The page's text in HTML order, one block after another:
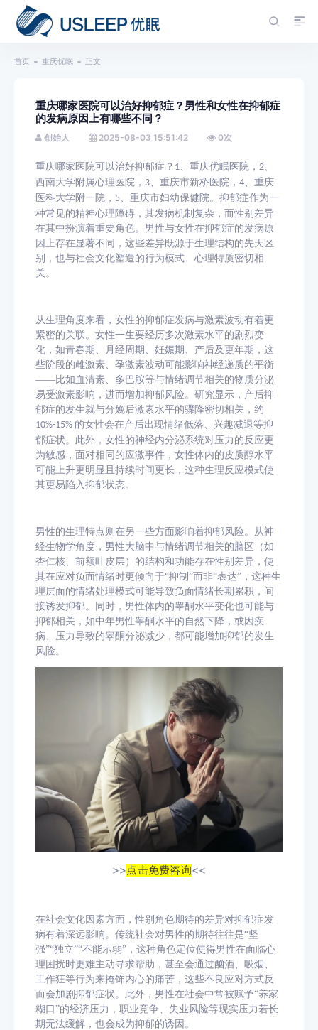
首页 重庆优眠 正文
重庆哪家医院可以治好抑郁症？男性和女性在抑郁症
的发病原因上有哪些不同？
创始人 2025-08-03 15:51:42 0次
重庆哪家医院可以治好抑郁症？ 1、重庆优眠医院， 2、
西南大学附属心理医院， 3、重庆市新桥医院， 4、重庆
医科大学附一院， 5、重庆市妇幼保健院。抑郁症作为一
种常见的精神心理障碍，其发病机制复杂，而性别差异
在其中扮演着重要角色。男性与女性在抑郁症的发病原
因上存在显著不同，这些差异既源于生理结构的先天区
别，也与社会文化塑造的行为模式、心理特质密切相
关。​
从生理角度来看，女性的抑郁症发病与激素波动有着更
紧密的关联。女性一生要经历多次激素水平的剧烈变
化，如青春期、月经周期、妊娠期、产后及更年期，这
些阶段的雌激素、孕激素波动可能影响神经递质的平衡
——比如血清素、多巴胺等与情绪调节相关的物质分泌
易受激素影响，进而增加抑郁风险。研究显示，产后抑
郁症的发生就与分娩后激素水平的骤降密切相关，约
10%-15% 的女性会在产后出现情绪低落、兴趣减退等抑
郁症状。此外，女性的神经内分泌系统对压力的反应更
为敏感，面对相同的应激事件，女性体内的皮质醇水平
可能上升更明显且持续时间更长，这种生理反应模式使
其更易陷入抑郁状态。​
男性的生理特点则在另一些方面影响着抑郁风险。从神
经生物学角度，男性大脑中与情绪调节相关的脑区（如
杏仁核、前额叶皮层）的结构和功能存在性别差异，使
其在应对负面情绪时更倾向于“抑制”而非“表达”，这种生
理层面的情绪处理模式可能导致负面情绪长期累积，间
接诱发抑郁。同时，男性体内的睾酮水平变化也可能与
抑郁相关，如中年男性睾酮水平的自然下降，或因疾
病、压力导致的睾酮分泌减少，都可能增加抑郁的发生
风险。
>>点击免费咨询<<
在社会文化因素方面，性别角色期待的差异对抑郁症发
病有着深远影响。传统社会对男性的期待往往是“坚
强”“独立”“不能示弱”，这种角色定位使得男性在面临心
理困扰时更难主动寻求帮助，甚至会通过酗酒、吸烟、
工作狂等行为来掩饰内心的痛苦，这些不良应对方式反
而会加剧抑郁症状。此外，男性在社会中常被赋予“养家
糊口”的经济压力，职业竞争、失业风险等现实压力若长
期无法缓解，也会成为抑郁的诱因。​